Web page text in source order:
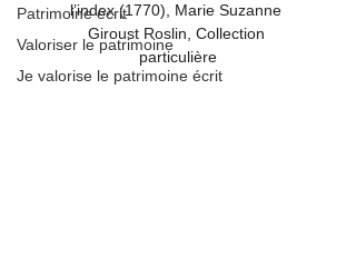
Patrimoine écrit
Valoriser le patrimoine
Je valorise le patrimoine écrit
l’index (1770), Marie Suzanne
Giroust Roslin, Collection
particulière